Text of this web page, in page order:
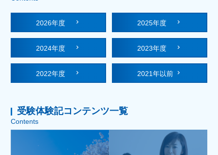
2026年度 2025年度
2024年度 2023年度
2022年度 2021年以前
受験体験記コンテンツ一覧
Contents